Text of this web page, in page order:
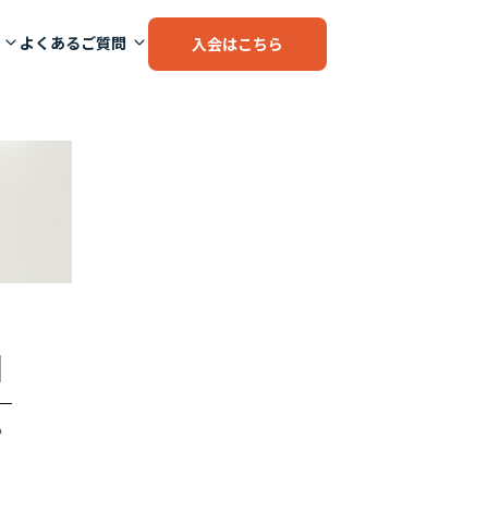
よくあるご質問 入会はこちら